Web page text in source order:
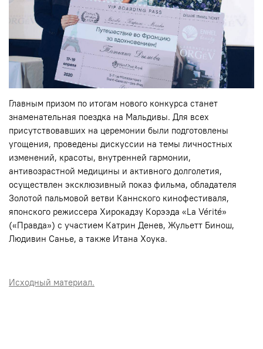
Главным призом по итогам нового конкурса станет
знаменательная поездка на Мальдивы. Для всех
присутствовавших на церемонии были подготовлены
угощения, проведены дискуссии на темы личностных
изменений, красоты, внутренней гармонии,
антивозрастной медицины и активного долголетия,
осуществлен эксклюзивный показ фильма, обладателя
Золотой пальмовой ветви Каннского кинофестиваля,
японского режиссера Хирокадзу Корээда «La Vérité»
(«Правда») с участием Катрин Денев, Жульетт Бинош,
Людивин Санье, а также Итана Хоука.
Исходный материал.